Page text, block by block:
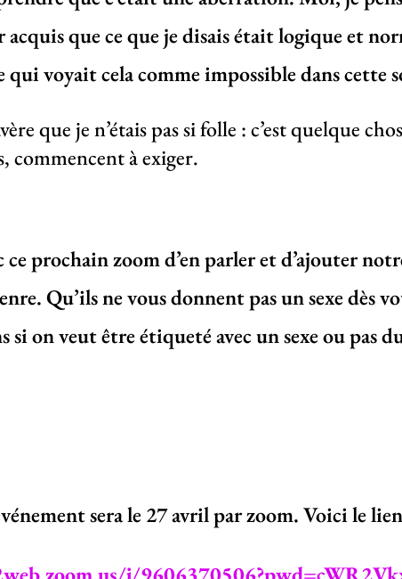
que ce que je disais était logique et
qui voyait cela comme impossible dans cette
que je n’étais pas si folle : c’est quelque
commencent à exiger.
ce prochain zoom d’en parler et d’ajouter
Qu’ils ne vous donnent pas un sexe dès
si on veut être étiqueté avec un sexe ou pas
sera le 27 avril par zoom. Voici le